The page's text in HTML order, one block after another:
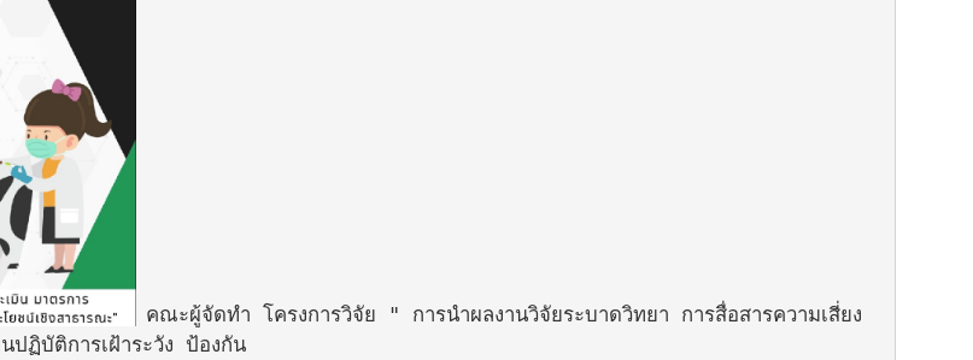
คณะผู้จัดทำ โครงการวิจัย " การนำผลงานวิจัยระบาดวิทยา การสื่อสารความเสี่ยง
ปฏิบัติการเฝ้าระวัง ป้องกัน